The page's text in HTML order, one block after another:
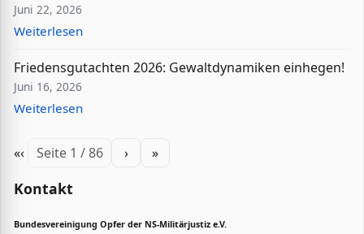
Juni 22, 2026
Weiterlesen
Friedensgutachten 2026: Gewaltdynamiken einhegen!
Juni 16, 2026
Weiterlesen
«‹ Seite 1 / 86 › »
Kontakt
Bundesvereinigung Opfer der NS-Militärjustiz e.V.